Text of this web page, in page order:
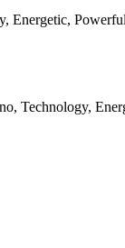
Energetic, Powerful
Technology,